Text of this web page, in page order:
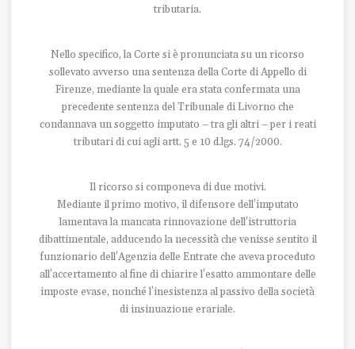
tributaria.
Nello specifico, la Corte si è pronunciata su un ricorso
sollevato avverso una sentenza della Corte di Appello di
Firenze, mediante la quale era stata confermata una
precedente sentenza del Tribunale di Livorno che
condannava un soggetto imputato – tra gli altri – per i reati
tributari di cui agli artt. 5 e 10 d.lgs. 74/2000.
Il ricorso si componeva di due motivi.
Mediante il primo motivo, il difensore dell’imputato
lamentava la mancata rinnovazione dell’istruttoria
dibattimentale, adducendo la necessità che venisse sentito il
funzionario dell’Agenzia delle Entrate che aveva proceduto
all’accertamento al fine di chiarire l’esatto ammontare delle
imposte evase, nonché l’inesistenza al passivo della società
di insinuazione erariale.